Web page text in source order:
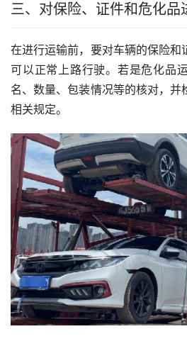
三、对保险、证件和危化品
在进行运输前，要对车辆的保险和
可以正常上路行驶。若是危化品
名、数量、包装情况等的核对，并
相关规定。